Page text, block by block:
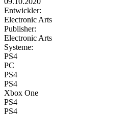
Entwickler:
Electronic Arts
Publisher:
Electronic Arts
Systeme:
PS4
PC
PS4
PS4
Xbox One
PS4
PS4